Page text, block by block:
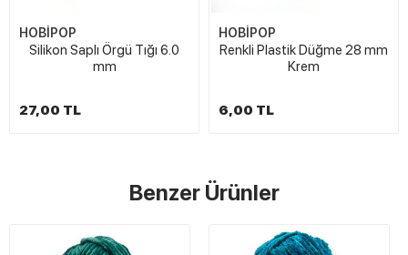
HOBİPOP
Silikon Saplı Örgü Tığı 6.0
mm
27,00 TL
HOBİPOP
Renkli Plastik Düğme 28 mm
Krem
6,00 TL
Benzer Ürünler